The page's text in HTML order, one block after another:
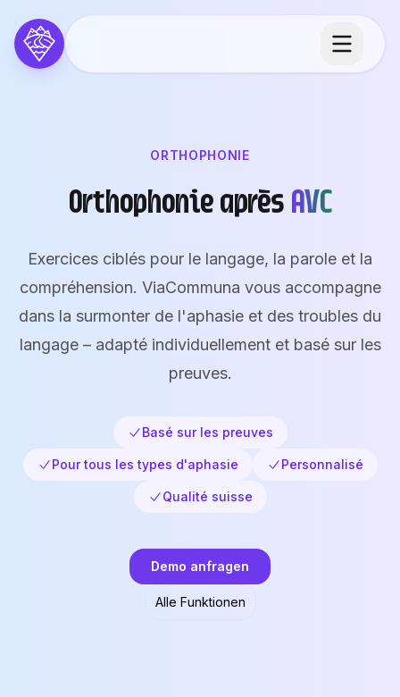
ORTHOPHONIE
Orthophonie après AVC
Exercices ciblés pour le langage, la parole et la
compréhension. ViaCommuna vous accompagne
dans la surmonter de l'aphasie et des troubles du
langage – adapté individuellement et basé sur les
preuves.
Basé sur les preuves
Pour tous les types d'aphasie Personnalisé
Qualité suisse
Demo anfragen
Alle Funktionen